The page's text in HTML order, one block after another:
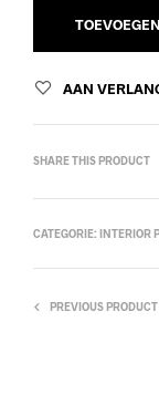
AAN
SHARE THIS PRODUCT
CATEGORIE:INTERIOR
PREVIOUS PRODUCT